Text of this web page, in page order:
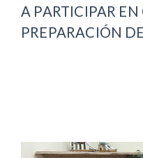
A PARTICIPAR EN
PREPARACIÓN